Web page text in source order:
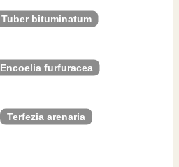
Tuber bituminatum
Encoelia furfuracea
Terfezia arenaria